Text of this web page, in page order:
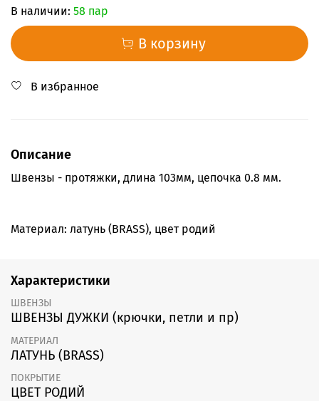
В наличии: 58 пар
В корзину
В избранное
Описание
Швензы - протяжки, длина 103мм, цепочка 0.8 мм.
Материал: латунь (BRASS), цвет родий
Характеристики
ШВЕНЗЫ
ШВЕНЗЫ ДУЖКИ (крючки, петли и пр)
МАТЕРИАЛ
ЛАТУНЬ (BRASS)
ПОКРЫТИЕ
ЦВЕТ РОДИЙ